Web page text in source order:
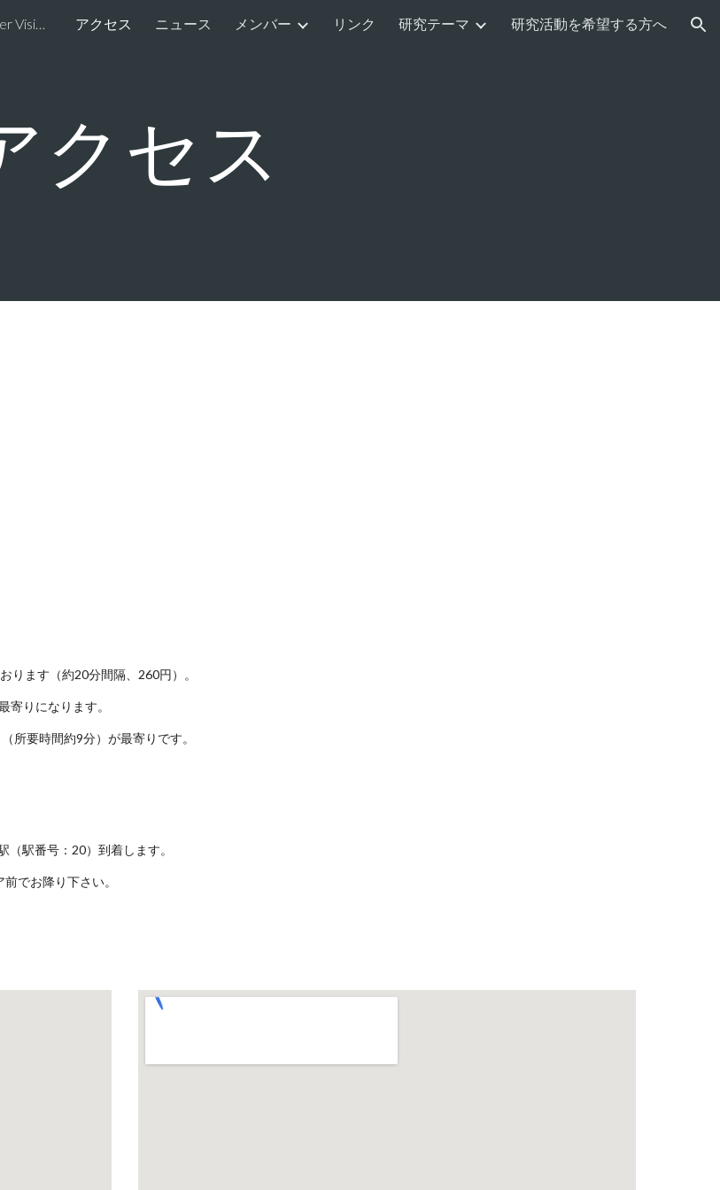
Skip to navigation
画像情報研究室 / Computer Vision and Image Media Lab. アクセス ニュース メンバー リンク 研究テーマ 研究活動を希望する方へ
クセス
ります（約20分間隔、260円）。
りになります。
所要時間約9分）が最寄りです。
駅番号：20）到着します。
でお降り下さい。